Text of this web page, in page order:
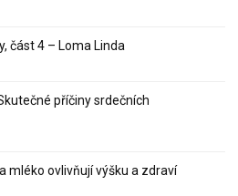
část 4 – Loma Linda
příčiny srdečních
mléko ovlivňují výšku a zdraví